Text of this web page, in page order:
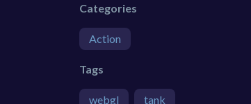
Categories
Action
Tags
webgl tank